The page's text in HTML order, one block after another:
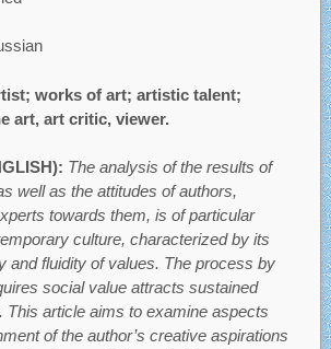
works of art; artistic talent;
art, art critic, viewer.
The analysis of the results of
well as the attitudes of authors,
towards them, is of particular
culture, characterized by its
and fluidity of values. The process by
social value attracts sustained
This article aims to examine aspects
of the author’s creative aspirations